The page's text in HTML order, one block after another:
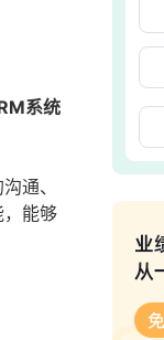
系统
通、
能够